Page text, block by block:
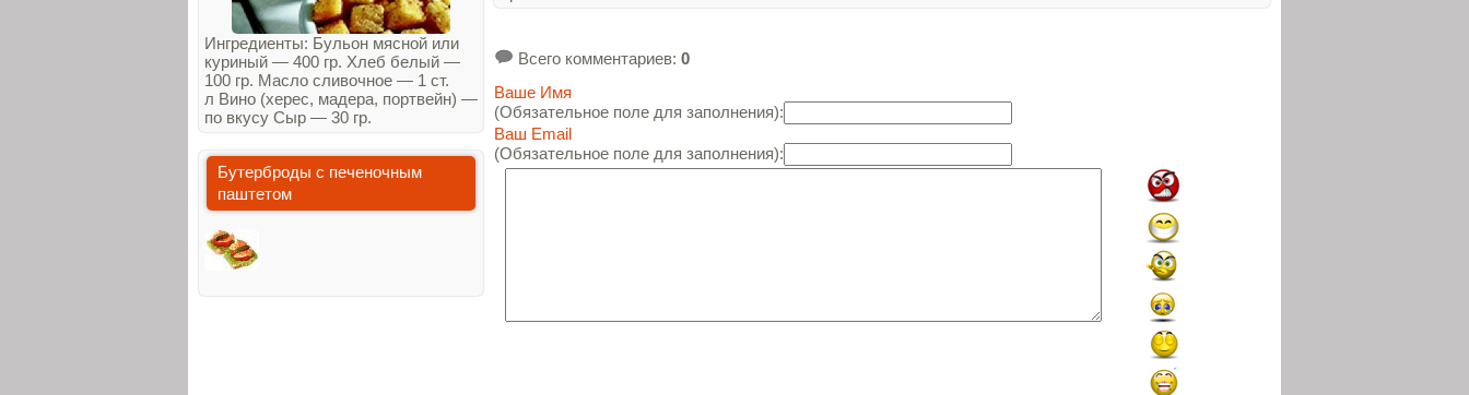
Всего комментариев: 0
Ваше Имя
(Обязательное поле для заполнения):
Ваш Email
(Обязательное поле для заполнения):
Ингредиенты: Бульон мясной или
куриный — 400 гр. Хлеб белый —
100 гр. Масло сливочное — 1 ст.
л Вино (херес, мадера, портвейн) —
по вкусу Сыр — 30 гр.
Бутерброды с печеночным
паштетом